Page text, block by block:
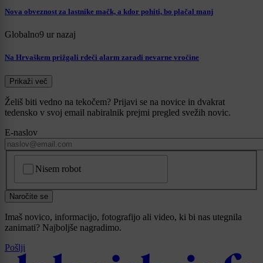
Nova obveznost za lastnike mačk, a kdor pohiti, bo plačal manj
Globalno9 ur nazaj
Na Hrvaškem prižgali rdeči alarm zaradi nevarne vročine
Prikaži več
Želiš biti vedno na tekočem? Prijavi se na novice in dvakrat
tedensko v svoj email nabiralnik prejmi pregled svežih novic.
E-naslov
Nisem robot
Naročite se
Imaš novico, informacijo, fotografijo ali video, ki bi nas utegnila
zanimati? Najboljše nagradimo.
Pošlji